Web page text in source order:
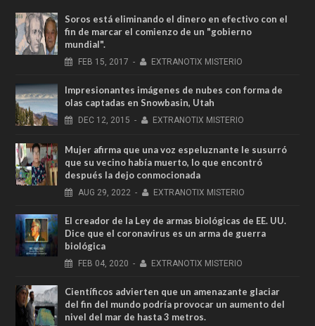
Soros está eliminando el dinero en efectivo con el
fin de marcar el comienzo de un "gobierno
mundial".
FEB 15, 2017 - EXTRANOTIX MISTERIO
Impresionantes imágenes de nubes con forma de
olas captadas en Snowbasin, Utah
DEC 12, 2015 - EXTRANOTIX MISTERIO
Mujer afirma que una voz espeluznante le susurró
que su vecino había muerto, lo que encontró
después la dejo conmocionada
AUG 29, 2022 - EXTRANOTIX MISTERIO
El creador de la Ley de armas biológicas de EE. UU.
Dice que el coronavirus es un arma de guerra
biológica
FEB 04, 2020 - EXTRANOTIX MISTERIO
Científicos advierten que un amenazante glaciar
del fin del mundo podría provocar un aumento del
nivel del mar de hasta 3 metros.